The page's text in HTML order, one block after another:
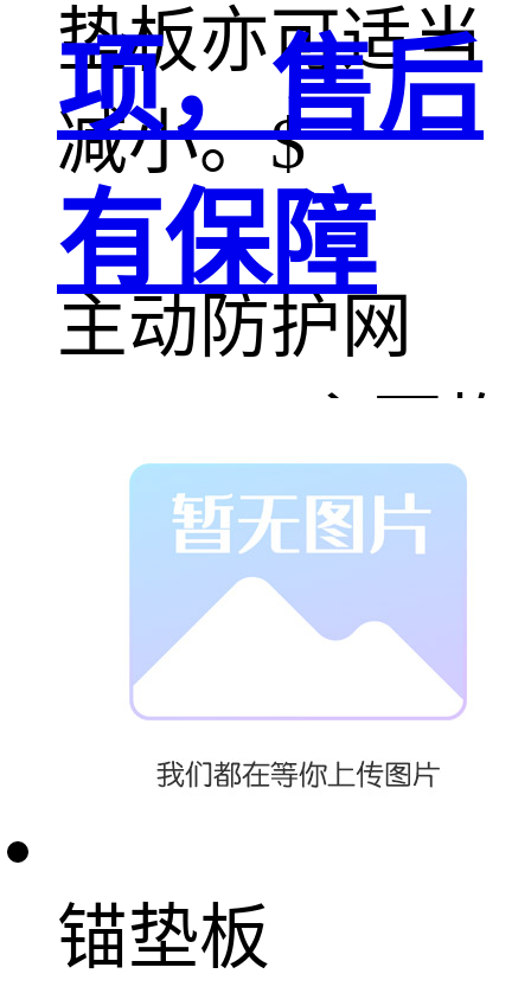
垫板亦可适当
减小。$
主动防护网
成：SPIDER高
强度钢绞线螺
旋网片、预应
锚垫板
项，售后
有保障